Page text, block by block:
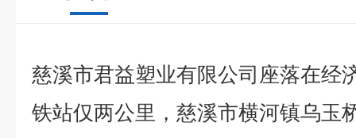
慈溪市君益塑业有限公司座落在经
铁站仅两公里，慈溪市横河镇乌玉